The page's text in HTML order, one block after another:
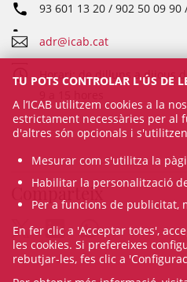
93 601 13 20 / 902 50 09 90
adr@icab.cat
Horari: de dilluns a dijous
Comparteix
TU POTS CONTROLAR L'ÚS DE
A l’ICAB utilitzem cookies a la
estrictament necessàries per al
d'altres són opcionals i
Mesurar com s'utilitza la
Habilitar la personalització
Per a funcions de publicitat,
En fer clic a 'Acceptar totes',
les cookies. Si prefereixes
rebutjar-les, fes clic a